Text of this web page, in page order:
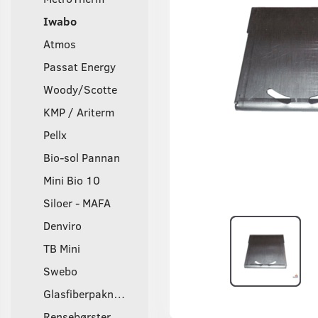
Iwabo
Atmos
Passat Energy
Woody/Scotte
KMP / Ariterm
Pellx
Bio-sol Pannan
Mini Bio 10
Siloer - MAFA
Denviro
TB Mini
Swebo
Glasfiberpakninger